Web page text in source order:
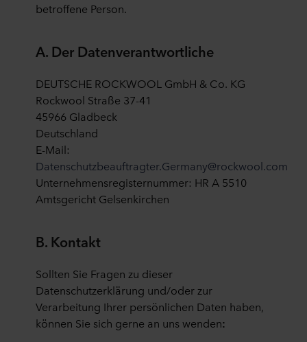
betroffene Person.
A. Der Datenverantwortliche
DEUTSCHE ROCKWOOL GmbH & Co. KG
Rockwool Straße 37-41
45966 Gladbeck
Deutschland
E-Mail:
Datenschutzbeauftragter.Germany@rockwool.com
Unternehmensregisternummer: HR A 5510
Amtsgericht Gelsenkirchen
B. Kontakt
Sollten Sie Fragen zu dieser
Datenschutzerklärung und/oder zur
Verarbeitung Ihrer persönlichen Daten haben,
können Sie sich gerne an uns wenden: